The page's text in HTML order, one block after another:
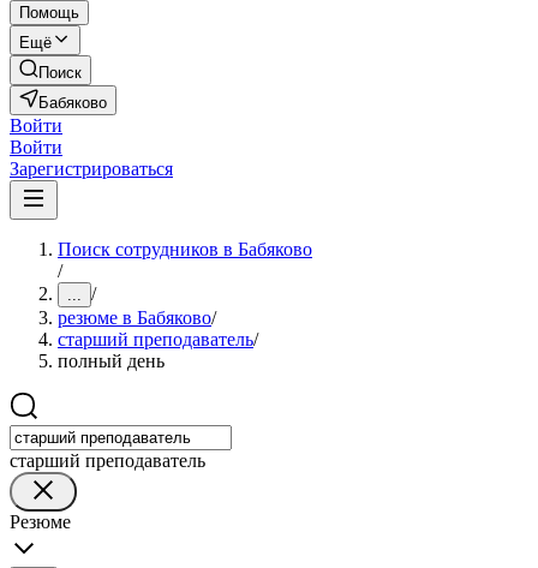
Помощь
Ещё
Поиск
Бабяково
Войти
Войти
Зарегистрироваться
Поиск сотрудников в Бабяково
/
... /
резюме в Бабяково/
старший преподаватель/
полный день
старший преподаватель
Резюме